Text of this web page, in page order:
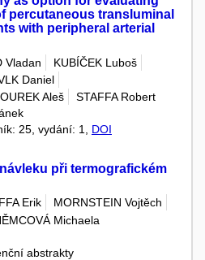
percutaneous transluminal
with peripheral arterial
Vladan
KUBÍČEK Luboš
Daniel
Aleš
STAFFA Robert
25, vydání: 1, DOI
při termografickém
Erik
MORNSTEIN Vojtěch
Michaela
abstrakty